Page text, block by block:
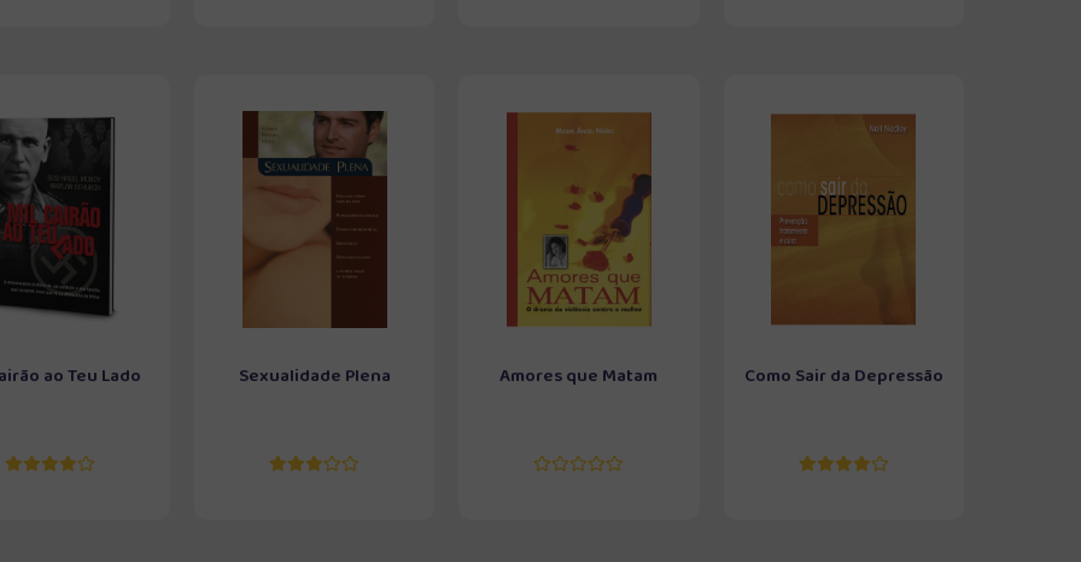
ao Teu Lado Sexualidade Plena Amores que Matam Como Sair da Depressão